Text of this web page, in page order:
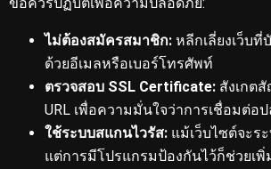
ไม่ต้องสมัครสมาชิก: หลีกเลี่ยงเว็บที่
ด้วยอีเมลหรือเบอร์โทรศัพท์
ตรวจสอบ SSL Certificate: สังเกต
URL เพื่อความมั่นใจว่าการเชื่อมต่อ
ใช้ระบบสแกนไวรัส: แม้เว็บไซต์จะ
แต่การมีโปรแกรมป้องกันไว้ก็ช่วยเ